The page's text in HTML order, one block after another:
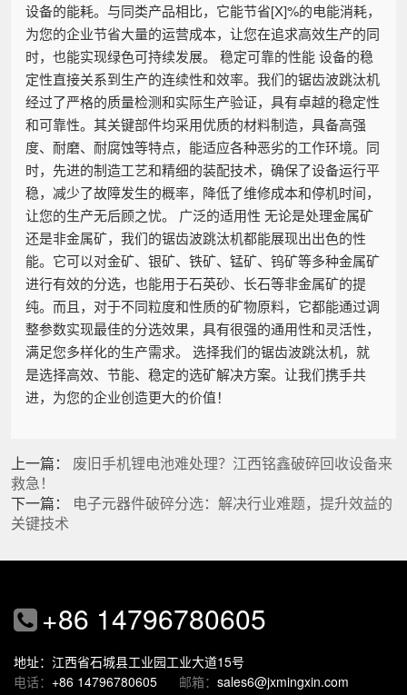
设备的能耗。与同类产品相比，它能节省[X]%的电能消耗，
为您的企业节省大量的运营成本，让您在追求高效生产的同
时，也能实现绿色可持续发展。 稳定可靠的性能 设备的稳
定性直接关系到生产的连续性和效率。我们的锯齿波跳汰机
经过了严格的质量检测和实际生产验证，具有卓越的稳定性
和可靠性。其关键部件均采用优质的材料制造，具备高强
度、耐磨、耐腐蚀等特点，能适应各种恶劣的工作环境。同
时，先进的制造工艺和精细的装配技术，确保了设备运行平
稳，减少了故障发生的概率，降低了维修成本和停机时间，
让您的生产无后顾之忧。 广泛的适用性 无论是处理金属矿
还是非金属矿，我们的锯齿波跳汰机都能展现出出色的性
能。它可以对金矿、银矿、铁矿、锰矿、钨矿等多种金属矿
进行有效的分选，也能用于石英砂、长石等非金属矿的提
纯。而且，对于不同粒度和性质的矿物原料，它都能通过调
整参数实现最佳的分选效果，具有很强的通用性和灵活性，
满足您多样化的生产需求。 选择我们的锯齿波跳汰机，就
是选择高效、节能、稳定的选矿解决方案。让我们携手共
进，为您的企业创造更大的价值！
上一篇： 废旧手机锂电池难处理？江西铭鑫破碎回收设备来
救急！
下一篇： 电子元器件破碎分选：解决行业难题，提升效益的
关键技术
+86 14796780605
地址：江西省石城县工业园工业大道15号
电话： +86 14796780605 邮箱： sales6@jxmingxin.com